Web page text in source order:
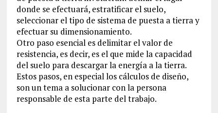
donde se efectuará, estratificar el suelo,
seleccionar el tipo de sistema de puesta a tierra y
efectuar su dimensionamiento.
Otro paso esencial es delimitar el valor de
resistencia, es decir, es el que mide la capacidad
del suelo para descargar la energía a la tierra.
Estos pasos, en especial los cálculos de diseño,
son un tema a solucionar con la persona
responsable de esta parte del trabajo.